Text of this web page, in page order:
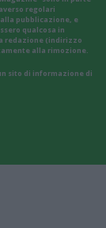
regolari
pubblicazione, e
qualcosa in
redazione (indirizzo
alla rimozione.
sito di informazione di